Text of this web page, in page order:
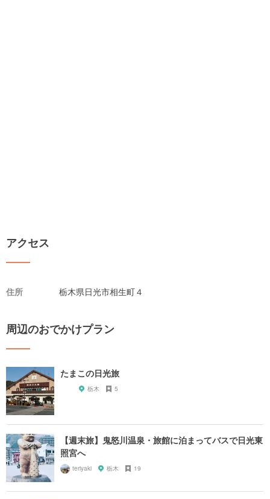
アクセス
住所 栃木県日光市相生町４
周辺のおでかけプラン
たまこの日光旅
栃木 5
【週末旅】鬼怒川温泉・旅館に泊まってバスで日光東
照宮へ
teriyaki 栃木 19